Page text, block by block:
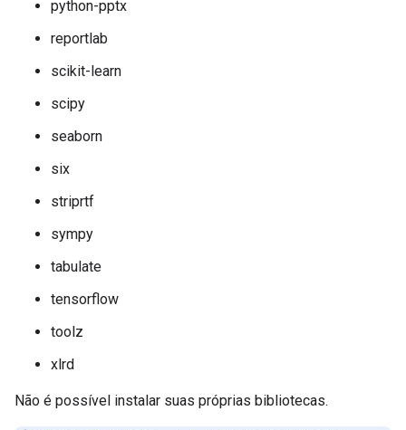
python-pptx
reportlab
scikit-learn
scipy
seaborn
six
striprtf
sympy
tabulate
tensorflow
toolz
xlrd
Não é possível instalar suas próprias bibliotecas.